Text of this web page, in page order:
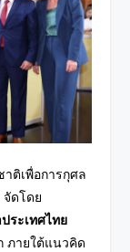
เพื่อการกุศล
จัดโดย
ระเทศไทย
ภายใต้แนวคิด